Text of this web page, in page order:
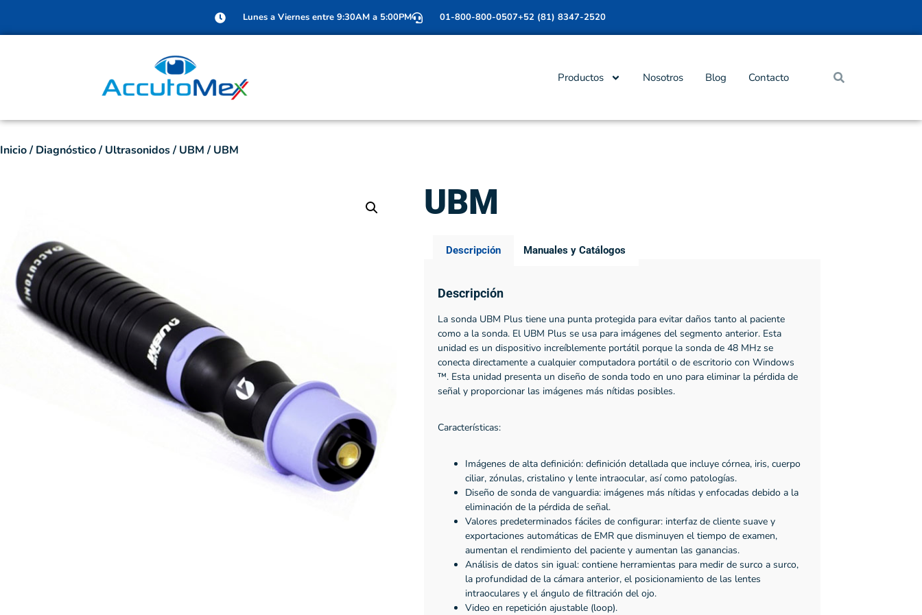
Lunes a Viernes entre 9:30AM a 5:00PM 01-800-800-0507+52 (81) 8347-2520
Productos Nosotros Blog Contacto
Inicio/ Diagnóstico/ Ultrasonidos/ UBM / UBM
UBM
Descripción Manuales y Catálogos
Descripción
La sonda UBM Plus tiene una punta protegida para evitar daños tanto al paciente
como a la sonda. El UBM Plus se usa para imágenes del segmento anterior. Esta
unidad es un dispositivo increíblemente portátil porque la sonda de 48 MHz se
conecta directamente a cualquier computadora portátil o de escritorio con Windows
™. Esta unidad presenta un diseño de sonda todo en uno para eliminar la pérdida de
señal y proporcionar las imágenes más nítidas posibles.
Características:
Imágenes de alta definición: definición detallada que incluye córnea, iris, cuerpo
ciliar, zónulas, cristalino y lente intraocular, así como patologías.
Diseño de sonda de vanguardia: imágenes más nítidas y enfocadas debido a la
eliminación de la pérdida de señal.
Valores predeterminados fáciles de configurar: interfaz de cliente suave y
exportaciones automáticas de EMR que disminuyen el tiempo de examen,
aumentan el rendimiento del paciente y aumentan las ganancias.
Análisis de datos sin igual: contiene herramientas para medir de surco a surco,
la profundidad de la cámara anterior, el posicionamiento de las lentes
intraoculares y el ángulo de filtración del ojo.
Video en repetición ajustable (loop).